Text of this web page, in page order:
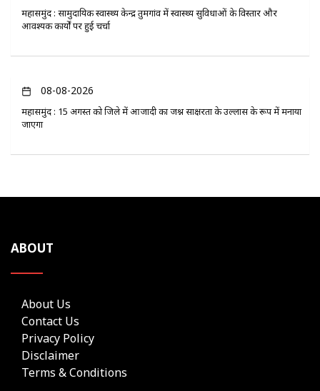
महासमुंद : सामुदायिक स्वास्थ्य केन्द्र तुमगांव में स्वास्थ्य सुविधाओं के विस्तार और
आवश्यक कार्यों पर हुई चर्चा
08-08-2026
महासमुंद : 15 अगस्त को जिले में आजादी का जश्न साक्षरता के उल्लास के रूप में मनाया
जाएगा
ABOUT
About Us
Contact Us
Privacy Policy
Disclaimer
Terms & Conditions